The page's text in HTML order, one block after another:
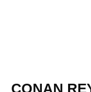
CONAN